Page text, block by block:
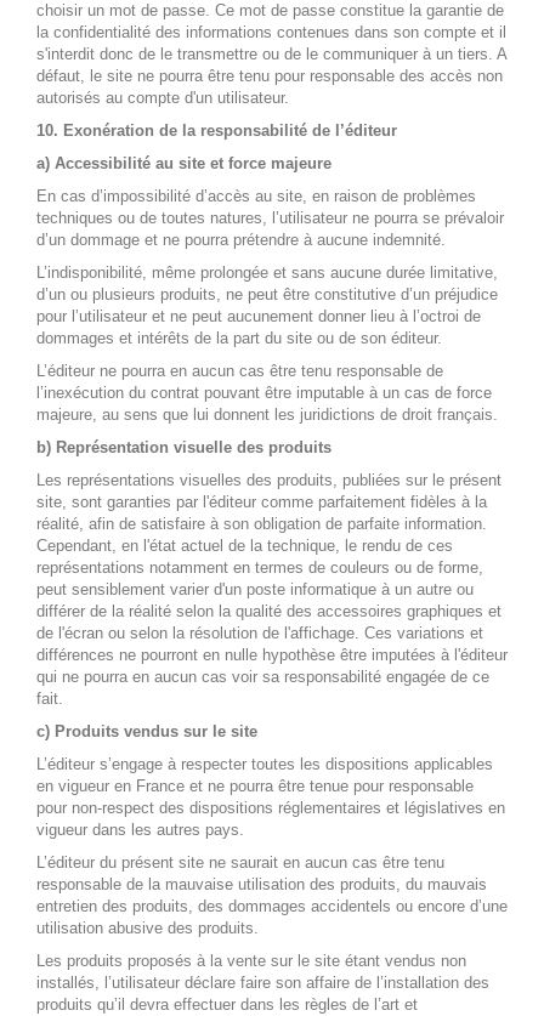
choisir un mot de passe. Ce mot de passe constitue la garantie de
la confidentialité des informations contenues dans son compte et il
s'interdit donc de le transmettre ou de le communiquer à un tiers. A
défaut, le site ne pourra être tenu pour responsable des accès non
autorisés au compte d'un utilisateur.
10. Exonération de la responsabilité de l’éditeur
a) Accessibilité au site et force majeure
En cas d’impossibilité d’accès au site, en raison de problèmes
techniques ou de toutes natures, l’utilisateur ne pourra se prévaloir
d’un dommage et ne pourra prétendre à aucune indemnité.
L’indisponibilité, même prolongée et sans aucune durée limitative,
d’un ou plusieurs produits, ne peut être constitutive d’un préjudice
pour l’utilisateur et ne peut aucunement donner lieu à l’octroi de
dommages et intérêts de la part du site ou de son éditeur.
L’éditeur ne pourra en aucun cas être tenu responsable de
l’inexécution du contrat pouvant être imputable à un cas de force
majeure, au sens que lui donnent les juridictions de droit français.
b) Représentation visuelle des produits
Les représentations visuelles des produits, publiées sur le présent
site, sont garanties par l'éditeur comme parfaitement fidèles à la
réalité, afin de satisfaire à son obligation de parfaite information.
Cependant, en l'état actuel de la technique, le rendu de ces
représentations notamment en termes de couleurs ou de forme,
peut sensiblement varier d'un poste informatique à un autre ou
différer de la réalité selon la qualité des accessoires graphiques et
de l'écran ou selon la résolution de l'affichage. Ces variations et
différences ne pourront en nulle hypothèse être imputées à l'éditeur
qui ne pourra en aucun cas voir sa responsabilité engagée de ce
fait.
c) Produits vendus sur le site
L’éditeur s’engage à respecter toutes les dispositions applicables
en vigueur en France et ne pourra être tenue pour responsable
pour non-respect des dispositions réglementaires et législatives en
vigueur dans les autres pays.
L’éditeur du présent site ne saurait en aucun cas être tenu
responsable de la mauvaise utilisation des produits, du mauvais
entretien des produits, des dommages accidentels ou encore d’une
utilisation abusive des produits.
Les produits proposés à la vente sur le site étant vendus non
installés, l’utilisateur déclare faire son affaire de l’installation des
produits qu’il devra effectuer dans les règles de l’art et